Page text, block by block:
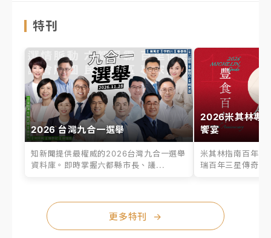
特刊
2026 台灣九合一選舉
知新聞提供最權威的2026台灣九合一選舉
資料庫。即時掌握六都縣市長、議...
2026米其林專
饗宴
米其林指南百年之
瑞百年三星傳奇、
更多特刊 →